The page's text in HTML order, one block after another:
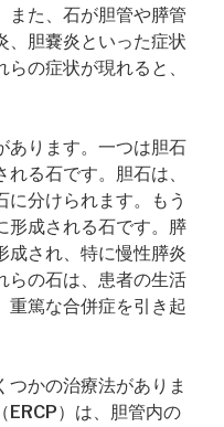
また、石が胆管や膵管
、胆嚢炎といった症状
の症状が現れると、
あります。一つは胆石
る石です。胆石は、
に分けられます。もう
形成される石です。膵
成され、特に慢性膵炎
らの石は、患者の生活
重篤な合併症を引き起
つかの治療法がありま
ERCP）は、胆管内の